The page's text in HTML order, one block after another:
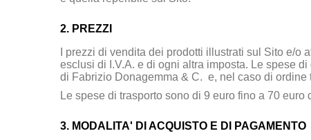
2. PREZZI
I prezzi di vendita dei prodotti illustrati sul Sito e/
esclusi di I.V.A. e di ogni altra imposta. Le spese
di Fabrizio Donagemma & C. e, nel caso di ordine
Le spese di trasporto sono di 9 euro fino a 70
3. MODALITA' DI ACQUISTO E DI PAGAMENTO